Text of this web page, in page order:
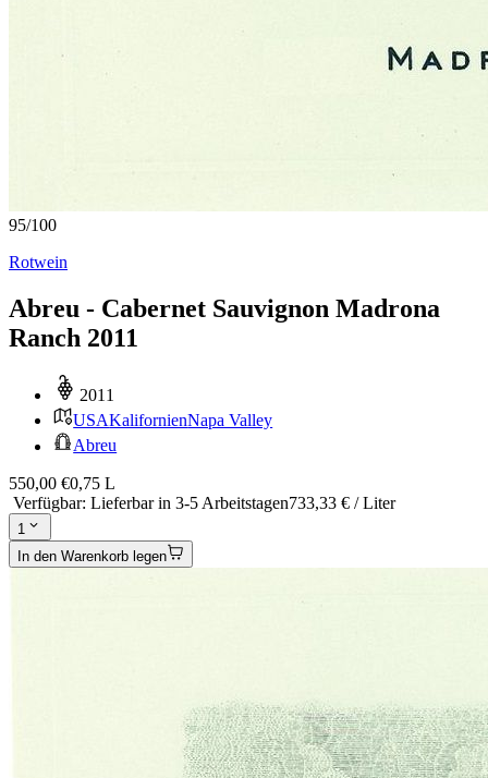
95/100
Rotwein
Abreu - Cabernet Sauvignon Madrona
Ranch 2011
2011
USAKalifornienNapa Valley
Abreu
550,00 €0,75 L
Verfügbar: Lieferbar in 3-5 Arbeitstagen733,33 € / Liter
1
In den Warenkorb legen